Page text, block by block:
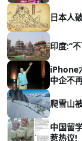
日本人
印度:“
iPhone
中企不
爬雪山
中国留
惹热议!